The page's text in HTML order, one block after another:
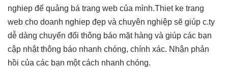
nghiep để quảng bá trang web của mình.Thiet ke trang
web cho doanh nghiep đẹp và chuyên nghiệp sẽ giúp c.ty
dễ dàng chuyển đổi thông báo mặt hàng và giúp các bạn
cập nhật thông báo nhanh chóng, chính xác. Nhận phản
hồi của các bạn một cách nhanh chóng.